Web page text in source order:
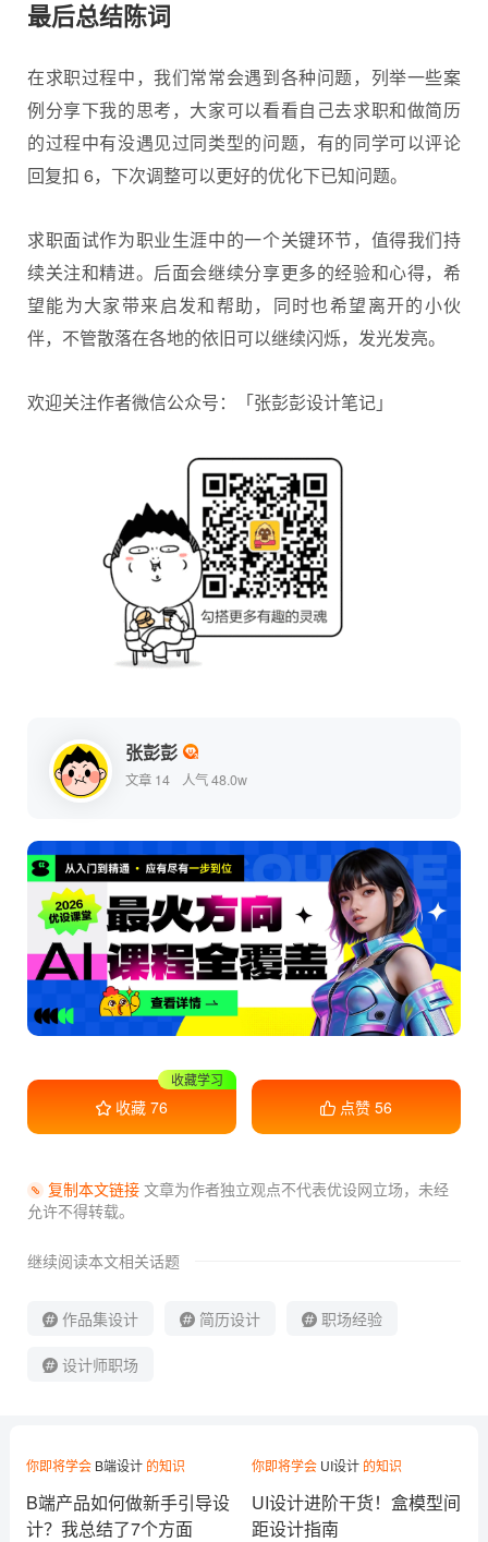
最后总结陈词
在求职过程中，我们常常会遇到各种问题，列举一些案
例分享下我的思考，大家可以看看自己去求职和做简历
的过程中有没遇见过同类型的问题，有的同学可以评论
回复扣 6，下次调整可以更好的优化下已知问题。
求职面试作为职业生涯中的一个关键环节，值得我们持
续关注和精进。后面会继续分享更多的经验和心得，希
望能为大家带来启发和帮助，同时也希望离开的小伙
伴，不管散落在各地的依旧可以继续闪烁，发光发亮。
欢迎关注作者微信公众号：「张彭彭设计笔记」
张彭彭
文章 14 人气 48.0w
收藏 76
干货满满
点赞 56
复制本文链接文章为作者独立观点不代表优设网立场， 未经
允许不得转载。
继续阅读本文相关话题
作品集设计 简历设计 职场经验
设计师职场
你即将学会 B端设计的知识
B端产品如何做新手引导设
计？我总结了7个方面
你即将学会 UI设计 的知识
UI设计进阶干货！盒模型间
距设计指南